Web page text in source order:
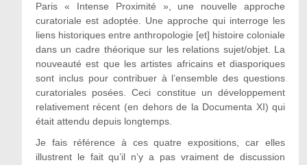
Paris « Intense Proximité », une nouvelle approche
curatoriale est adoptée. Une approche qui interroge les
liens historiques entre anthropologie [et] histoire coloniale
dans un cadre théorique sur les relations sujet/objet. La
nouveauté est que les artistes africains et diasporiques
sont inclus pour contribuer à l’ensemble des questions
curatoriales posées. Ceci constitue un développement
relativement récent (en dehors de la Documenta XI) qui
était attendu depuis longtemps.
Je fais référence à ces quatre expositions, car elles
illustrent le fait qu’il n’y a pas vraiment de discussion